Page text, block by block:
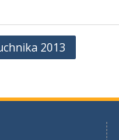
2013